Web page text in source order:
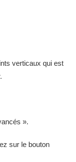
verticaux qui est
».
sur le bouton